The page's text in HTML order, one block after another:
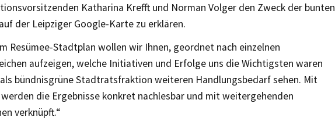
Katharina Krefft und Norman Volger den Zweck der bunten
der Leipziger Google-Karte zu erklären.
Resümee-Stadtplan wollen wir Ihnen, geordnet nach einzelnen
aufzeigen, welche Initiativen und Erfolge uns die Wichtigsten waren
bündnisgrüne Stadtratsfraktion weiteren Handlungsbedarf sehen. Mit
die Ergebnisse konkret nachlesbar und mit weitergehenden
verknüpft.“